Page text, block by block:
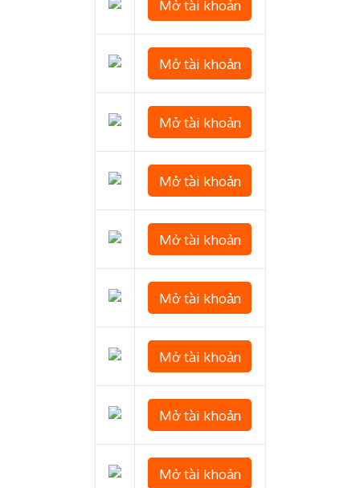
Mở tài khoản
Mở tài khoản
Mở tài khoản
Mở tài khoản
Mở tài khoản
Mở tài khoản
Mở tài khoản
Mở tài khoản
Mở tài khoản